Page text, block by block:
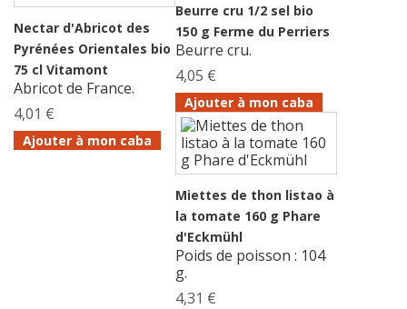
Nectar d'Abricot des
Pyrénées Orientales bio
75 cl Vitamont
Abricot de France.
4,01 €
Ajouter à mon caba
Beurre cru 1/2 sel bio
150 g Ferme du Perriers
Beurre cru.
4,05 €
Ajouter à mon caba
Miettes de thon listao à
la tomate 160 g Phare
d'Eckmühl
Poids de poisson : 104
g.
4,31 €